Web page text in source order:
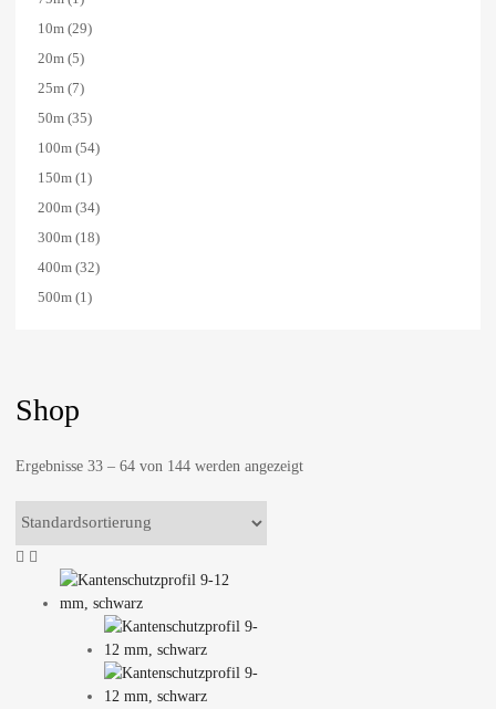
Shop
Ergebnisse 33 – 64 von 144 werden angezeigt
10m (29)
20m (5)
25m (7)
50m (35)
100m (54)
150m (1)
200m (34)
300m (18)
400m (32)
500m (1)